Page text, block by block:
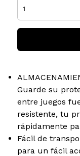
Guarde su
entre juegos
resistente, tu
rápidamente
Fácil de
para un fácil